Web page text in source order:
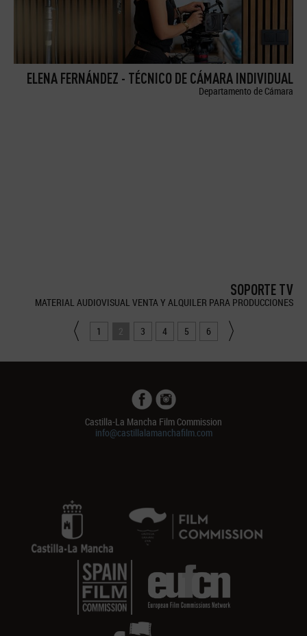
ELENA FERNÁNDEZ - TÉCNICO DE CÁMARA INDIVIDUAL
Departamento de Cámara
SOPORTE TV
MATERIAL AUDIOVISUAL VENTA Y ALQUILER PARA PRODUCCIONES
1 2 3 4 5 6
Castilla-La Mancha Film Commission
info@castillalamanchafilm.com